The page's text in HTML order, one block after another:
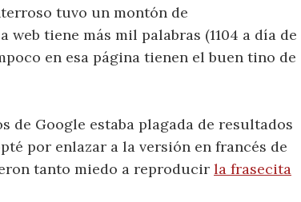
tuvo un montón de
tiene más mil palabras (1104 a día de
en esa página tienen el buen tino de
de Google estaba plagada de resultados
por enlazar a la versión en francés de
tanto miedo a reproducir la frasecita